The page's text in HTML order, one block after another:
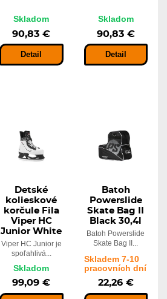
Skladom
90,83 €
Detail
Skladom
90,83 €
Detail
Detské
kolieskové
korčule Fila
Viper HC
Junior White
Viper HC Junior je
spoľahlivá...
Skladom
99,09 €
Batoh
Powerslide
Skate Bag II
Black 30,4l
Batoh Powerslide
Skate Bag II...
Skladem 7-10
pracovních dní
22,26 €